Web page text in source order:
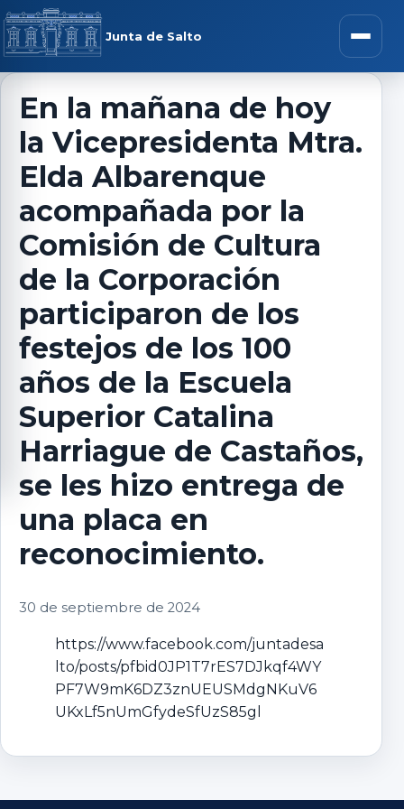
Saltar al contenido
Junta de Salto Abrir
menú
En la mañana de hoy
la Vicepresidenta Mtra.
Elda Albarenque
acompañada por la
Comisión de Cultura
de la Corporación
participaron de los
festejos de los 100
años de la Escuela
Superior Catalina
Harriague de Castaños,
se les hizo entrega de
una placa en
reconocimiento.
30 de septiembre de 2024
https://www.facebook.com/juntadesa
lto/posts/pfbid0JP1T7rES7DJkqf4WY
PF7W9mK6DZ3znUEUSMdgNKuV6
UKxLf5nUmGfydeSfUzS85gl